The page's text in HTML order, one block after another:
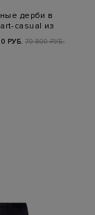
дерби в
casual из
РУБ. 79 800 РУБ.